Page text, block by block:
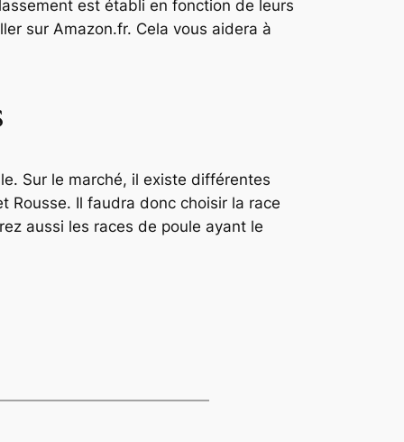
est établi en fonction de leurs
sur Amazon.fr. Cela vous aidera à
Sur le marché, il existe différentes
Rousse. Il faudra donc choisir la race
aussi les races de poule ayant le